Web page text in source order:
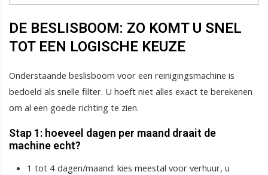
DE BESLISBOOM: ZO KOMT U SNEL
TOT EEN LOGISCHE KEUZE
Onderstaande beslisboom voor een reinigingsmachine is
bedoeld als snelle filter. U hoeft niet alles exact te berekenen
om al een goede richting te zien.
Stap 1: hoeveel dagen per maand draait de
machine echt?
1 tot 4 dagen/maand: kies meestal voor verhuur, u